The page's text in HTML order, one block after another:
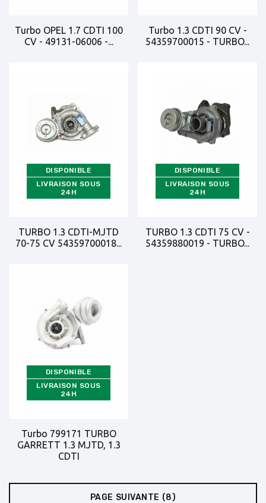
Turbo OPEL 1.7 CDTI 100
CV - 49131-06006 -...
Turbo 1.3 CDTI 90 CV -
54359700015 - TURBO...
DISPONIBLE
LIVRAISON SOUS
24H
TURBO 1.3 CDTI-MJTD
70-75 CV 54359700018...
DISPONIBLE
LIVRAISON SOUS
24H
TURBO 1.3 CDTI 75 CV -
54359880019 - TURBO...
DISPONIBLE
LIVRAISON SOUS
24H
Turbo 799171 TURBO
GARRETT 1.3 MJTD, 1.3
CDTI
PAGE SUIVANTE (8)